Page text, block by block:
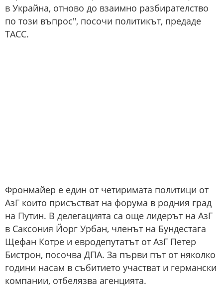
в Украйна, отново до взаимно разбирателство
по този въпрос", посочи политикът, предаде
ТАСС.
Фронмайер е един от четиримата политици от
AзГ които присъстват на форума в родния град
на Путин. В делегацията са още лидерът на AзГ
в Саксония Йорг Урбан, членът на Бундестага
Щефан Котре и евродепутатът от AзГ Петер
Бистрон, посочва ДПА. За първи път от няколко
години насам в събитието участват и германски
компании, отбелязва агенцията.